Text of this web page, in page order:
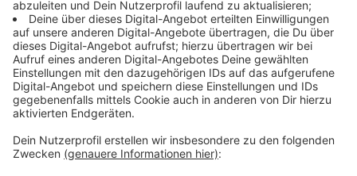
die Polizeiwache. Der 25-Jährige ist in den
vergangenen Jahren schon häufiger wegen ähnlicher
Delikte aufgefallen. Die Männer werden Mittwoch im
Lauf des Tages einem Haftrichter vorgeführt.
Anzeige